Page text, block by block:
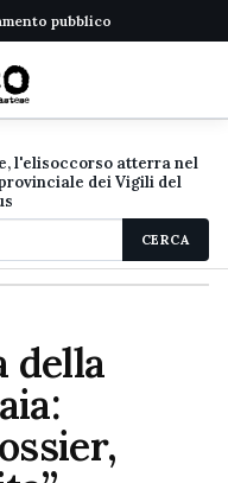
pubblico
l'elisoccorso atterra nel
dei Vigili del
CERCA
della